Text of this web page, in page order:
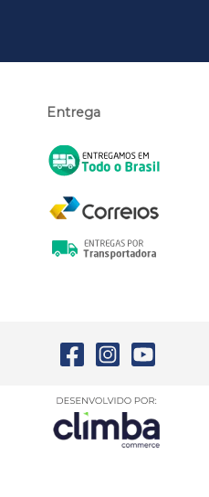
Entrega